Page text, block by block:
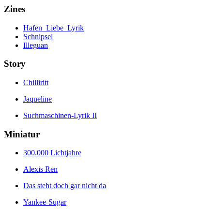
Zines
Hafen_Liebe_Lyrik
Schnipsel
Illeguan
Story
Chilliritt
Jaqueline
Suchmaschinen-Lyrik II
Miniatur
300.000 Lichtjahre
Alexis Ren
Das steht doch gar nicht da
Yankee-Sugar